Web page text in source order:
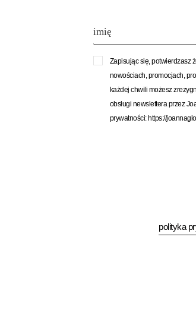
Zapisując się, potwierdzasz
nowościach, promocjach,
każdej chwili możesz
obsługi newslettera przez
prywatności: https://
polityka